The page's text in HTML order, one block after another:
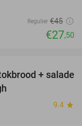
Regulier €45
€27,50
44%
+ salade
9.4 star